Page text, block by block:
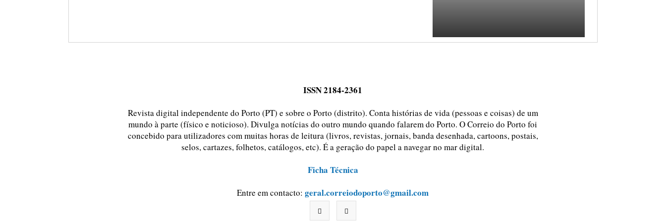
ISSN 2184-2361
Revista digital independente do Porto (PT) e sobre o Porto (distrito). Conta histórias de vida (pessoas e coisas) de um
mundo à parte (físico e noticioso). Divulga notícias do outro mundo quando falarem do Porto. O Correio do Porto foi
concebido para utilizadores com muitas horas de leitura (livros, revistas, jornais, banda desenhada, cartoons, postais,
selos, cartazes, folhetos, catálogos, etc). É a geração do papel a navegar no mar digital.
Ficha Técnica
Entre em contacto:geral.correiodoporto@gmail.com